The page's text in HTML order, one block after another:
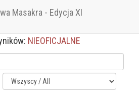
Masakra - Edycja XI
NIEOFICJALNE